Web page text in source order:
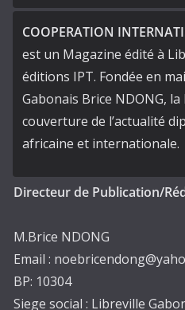
COOPERATION
est un Magazine édité à
éditions IPT. Fondée en
Gabonais Brice NDONG,
couverture de l’actualité
africaine et internationale.
Directeur de Publication/
M.Brice NDONG
Email :
BP: 10304
Siege social : Libreville